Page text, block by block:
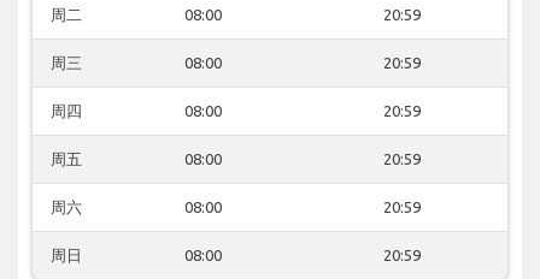
周二 08:00 20:59
周三 08:00 20:59
周四 08:00 20:59
周五 08:00 20:59
周六 08:00 20:59
周日 08:00 20:59